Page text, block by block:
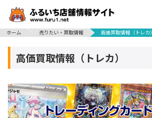
ホーム
売りたい・買取情報 高価買取情報（トレカ）
高価買取情報（トレカ）